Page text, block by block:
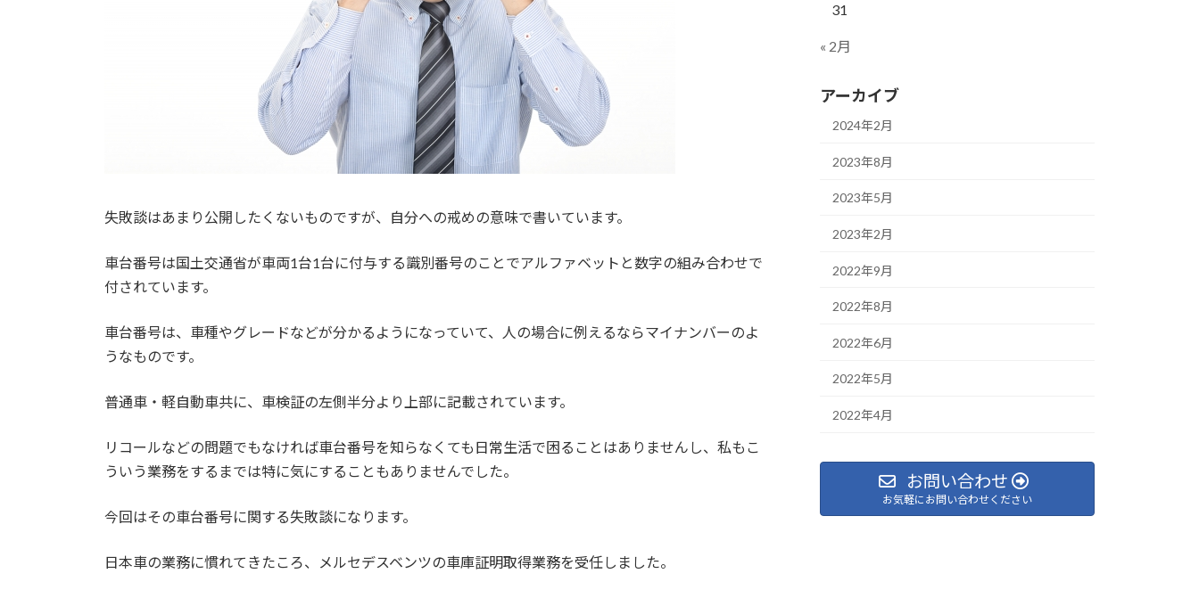
失敗談はあまり公開したくないものですが、自分への戒めの意味で書いています。
車台番号は国土交通省が車両1台1台に付与する識別番号のことでアルファベットと数字の組み合わせで
付されています。
車台番号は、車種やグレードなどが分かるようになっていて、人の場合に例えるならマイナンバーのよ
うなものです。
普通車・軽自動車共に、車検証の左側半分より上部に記載されています。
リコールなどの問題でもなければ車台番号を知らなくても日常生活で困ることはありませんし、私もこ
ういう業務をするまでは特に気にすることもありませんでした。
今回はその車台番号に関する失敗談になります。
日本車の業務に慣れてきたころ、メルセデスベンツの車庫証明取得業務を受任しました。
31
« 2月
アーカイブ
2024年2月
2023年8月
2023年5月
2023年2月
2022年9月
2022年8月
2022年6月
2022年5月
2022年4月
お問い合わせ
お気軽にお問い合わせください